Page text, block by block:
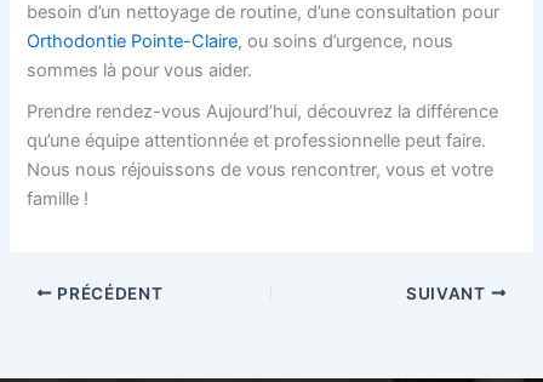
besoin d’un nettoyage de routine, d’une consultation pour
Orthodontie Pointe-Claire, ou soins d’urgence, nous
sommes là pour vous aider.
Prendre rendez-vous Aujourd’hui, découvrez la différence
qu’une équipe attentionnée et professionnelle peut faire.
Nous nous réjouissons de vous rencontrer, vous et votre
famille !
PRÉCÉDENT SUIVANT